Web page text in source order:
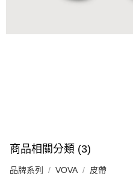
商品相關分類 (3)
品牌系列 VOVA 皮帶